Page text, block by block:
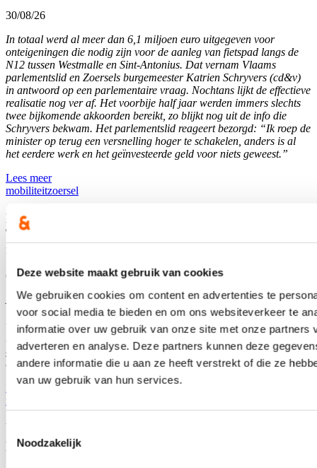
Deze website maakt gebruik van cookies
We gebruiken cookies om content en advertenties te
voor social media te bieden en om ons websiteverkeer te
informatie over uw gebruik van onze site met onze partners
adverteren en analyse. Deze partners kunnen deze
andere informatie die u aan ze heeft verstrekt of die ze
van uw gebruik van hun services.
Toestemmingsselectie
Noodzakelijk
30/08/26
In totaal werd al meer dan 6,1 miljoen euro uitgegeven voor
onteigeningen die nodig zijn voor de aanleg van fietspad langs de
N12 tussen Westmalle en Sint-Antonius. Dat vernam Vlaams
parlementslid en Zoersels burgemeester Katrien Schryvers (cd&v)
in antwoord op een parlementaire vraag. Nochtans lijkt de effectieve
realisatie nog ver af. Het voorbije half jaar werden immers slechts
twee bijkomende akkoorden bereikt, zo blijkt nog uit de info die
Schryvers bekwam. Het parlementslid reageert bezorgd: “Ik roep de
minister op terug een versnelling hoger te schakelen, anders is al
het eerdere werk en het geïnvesteerde geld voor niets geweest.”
Lees meer
mobiliteitzoersel
Nieuwe dienstregeling De Lijn tussen Antwerpen en
Turnhout geen garantie voor minder afgeschafte
ritten
05/08/26
Al verschillende jaren krijgen reizigers tussen Antwerpen en
Turnhout te kampen met een groot aantal afgeschafte busritten. Ook
voor 2025 vroeg Vlaams parlementslid Katrien Schryvers, die ook
burgemeester is van Zoersel, de cijfers op. “Helaas was er in 2025
geen sprake van opvallende verbeteringen, ook niet na de
aanpassingen aan het aanbod”, zo stelt zij vast.
Lees meer
mobiliteit
Vlamingen schenken meer dan ooit, vooral aan
partner en kinderen